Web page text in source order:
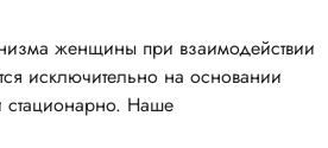
женщины при взаимодействии
исключительно на основании
стационарно. Наше